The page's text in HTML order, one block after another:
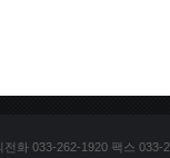
화 033-262-1920 팩스 033-